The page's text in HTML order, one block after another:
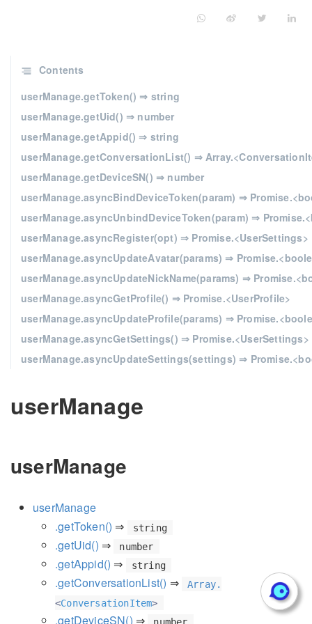
userManage
userManage
userManage
.getToken() ⇒ string
.getUid() ⇒ number
.getAppid() ⇒ string
.getConversationList() ⇒
Array.
<ConversationItem>
.getDeviceSN() ⇒ number
Contents
userManage.getToken() ⇒ string
userManage.getUid() ⇒ number
userManage.getAppid() ⇒ string
userManage.getConversationList() ⇒
userManage.getDeviceSN() ⇒ number
userManage.asyncBindDeviceToken(param) ⇒
userManage.asyncUnbindDeviceToken(param) ⇒
userManage.asyncRegister(opt) ⇒ Promise.<UserSettings>
userManage.asyncUpdateAvatar(params) ⇒
userManage.asyncUpdateNickName(params) ⇒
userManage.asyncGetProfile() ⇒ Promise.<UserProfile>
userManage.asyncUpdateProfile(params) ⇒
userManage.asyncGetSettings() ⇒ Promise.<UserSettings>
userManage.asyncUpdateSettings(settings) ⇒